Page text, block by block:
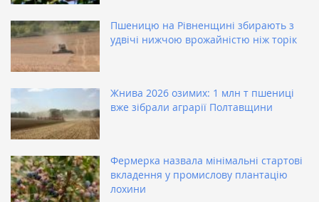
Пшеницю на Рівненщині збирають з
удвічі нижчою врожайністю ніж торік
Жнива 2026 озимих: 1 млн т пшениці
вже зібрали аграрії Полтавщини
Фермерка назвала мінімальні стартові
вкладення у промислову плантацію
лохини